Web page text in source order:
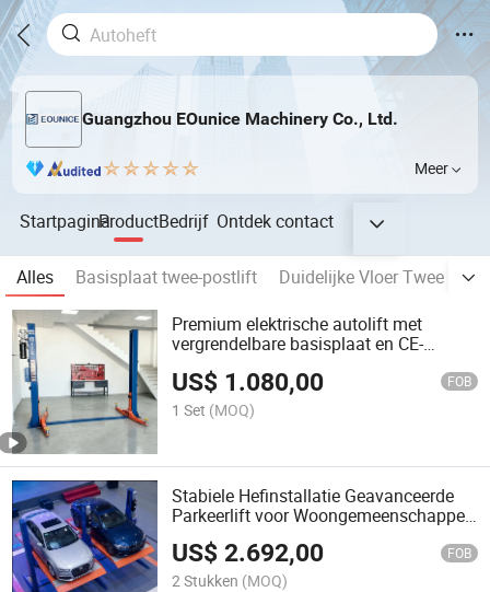
Guangzhou EOunice Machinery Co., Ltd.
Meer
StartpaginaProductBedrijf Ontdekcontact
Alles Basisplaat twee-postlift
Duidelijke Vloer Twee Post
Premium elektrische autolift met
vergrendelbare basisplaat en CE-
US$ 1.080,00 FOB
1 Set (MOQ)
Stabiele Hefinstallatie Geavanceerde
Parkeerlift voor Woongemeenschappen
en Appartementencomplexen
US$2.692,00 FOB
2 Stukken (MOQ)